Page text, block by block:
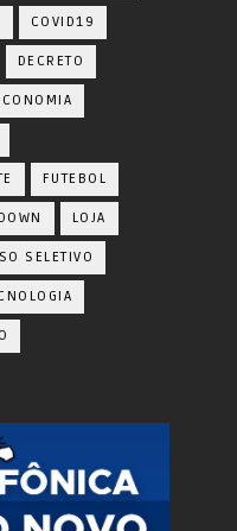
COVID19
DECRETO
FUTEBOL
LOJA
SELETIVO